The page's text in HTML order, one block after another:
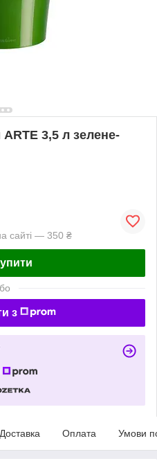
3,5 л зелене-
сайті — 350 ₴
з
Доставка Оплата Умови